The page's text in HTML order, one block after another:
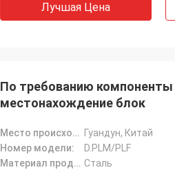
Лучшая Цена
По требованию
местонахождение блок
Место происхождения:
Гуандун, Китай
Номер модели:
D.PLM/PLF
Материал продукта: Сталь